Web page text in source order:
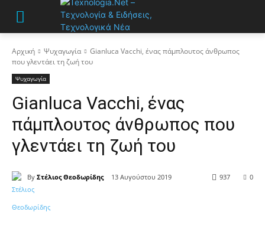
Αρχική Ψυχαγωγία
Gianluca Vacchi, ένας πάμπλουτος άνθρωπος
που γλεντάει τη ζωή του
Ψυχαγωγία
Gianluca Vacchi, ένας
πάμπλουτος άνθρωπος που
γλεντάει τη ζωή του
By Στέλιος Θεοδωρίδης 13 Αυγούστου 2019 0
937